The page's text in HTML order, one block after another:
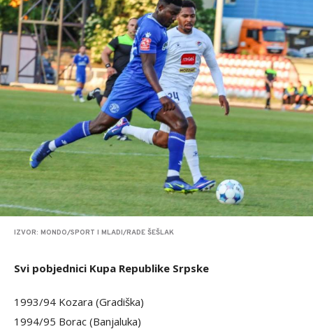
IZVOR: MONDO/SPORT I MLADI/RADE ŠEŠLAK
Svi pobjednici Kupa Republike Srpske
1993/94 Kozara (Gradiška)
1994/95 Borac (Banjaluka)